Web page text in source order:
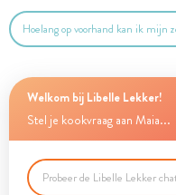
Hoelang op voorhand kan ik mijn
Welkom bij Libelle Lekker!
Stel je kookvraag aan Maia...